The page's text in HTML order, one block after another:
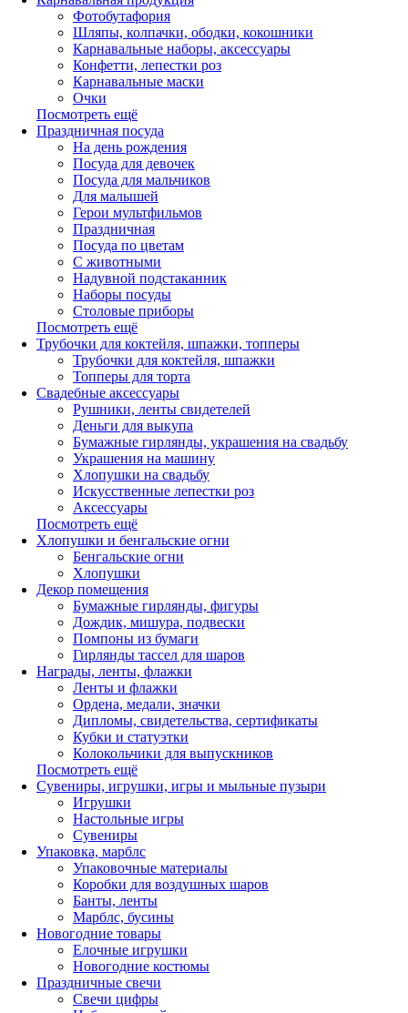
Фотобутафория
Шляпы, колпачки, ободки, кокошники
Карнавальные наборы, аксессуары
Конфетти, лепестки роз
Карнавальные маски
Очки
Посмотреть ещё
Праздничная посуда
На день рождения
Посуда для девочек
Посуда для мальчиков
Для малышей
Герои мультфильмов
Праздничная
Посуда по цветам
С животными
Надувной подстаканник
Наборы посуды
Столовые приборы
Посмотреть ещё
Трубочки для коктейля, шпажки, топперы
Трубочки для коктейля, шпажки
Топперы для торта
Свадебные аксессуары
Рушники, ленты свидетелей
Деньги для выкупа
Бумажные гирлянды, украшения на свадьбу
Украшения на машину
Хлопушки на свадьбу
Искусственные лепестки роз
Аксессуары
Посмотреть ещё
Хлопушки и бенгальские огни
Бенгальские огни
Хлопушки
Декор помещения
Бумажные гирлянды, фигуры
Дождик, мишура, подвески
Помпоны из бумаги
Гирлянды тассел для шаров
Награды, ленты, флажки
Ленты и флажки
Ордена, медали, значки
Дипломы, свидетельства, сертификаты
Кубки и статуэтки
Колокольчики для выпускников
Посмотреть ещё
Сувениры, игрушки, игры и мыльные пузыри
Игрушки
Настольные игры
Сувениры
Упаковка, марблс
Упаковочные материалы
Коробки для воздушных шаров
Банты, ленты
Марблс, бусины
Новогодние товары
Елочные игрушки
Новогодние костюмы
Праздничные свечи
Свечи цифры